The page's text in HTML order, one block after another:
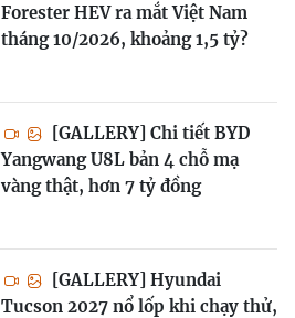
Forester HEV ra mắt Việt Nam
tháng 10/2026, khoảng 1,5 tỷ?
[GALLERY] Chi tiết BYD
Yangwang U8L bản 4 chỗ mạ
vàng thật, hơn 7 tỷ đồng
[GALLERY] Hyundai
Tucson 2027 nổ lốp khi chạy thử,